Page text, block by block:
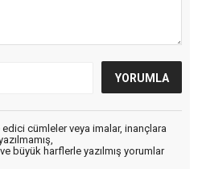
cümleler veya imalar, inançlara
büyük harflerle yazılmış yorumlar